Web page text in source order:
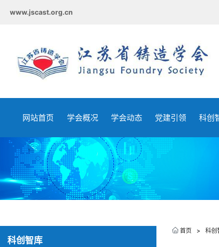
www.jscast.org.cn
网站首页 学会概况 学会动态 党建引领 科创
科创智库
首页 > 科创